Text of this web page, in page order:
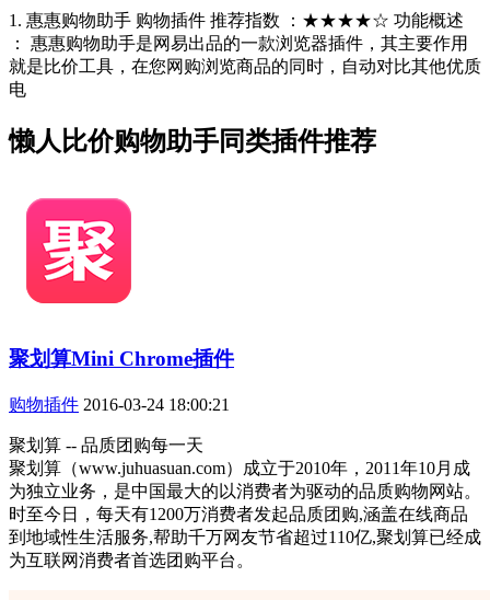
1. 惠惠购物助手 购物插件 推荐指数 ：★★★★☆ 功能概述
： 惠惠购物助手是网易出品的一款浏览器插件，其主要作用
就是比价工具，在您网购浏览商品的同时，自动对比其他优质
电
懒人比价购物助手同类插件推荐
聚划算Mini Chrome插件
购物插件 2016-03-24 18:00:21
聚划算 -- 品质团购每一天
聚划算（www.juhuasuan.com）成立于2010年，2011年10月成
为独立业务，是中国最大的以消费者为驱动的品质购物网站。
时至今日，每天有1200万消费者发起品质团购,涵盖在线商品
到地域性生活服务,帮助千万网友节省超过110亿,聚划算已经成
为互联网消费者首选团购平台。